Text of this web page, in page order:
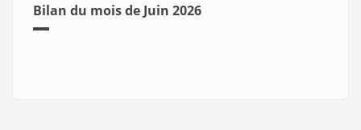
Bilan du mois de Juin 2026